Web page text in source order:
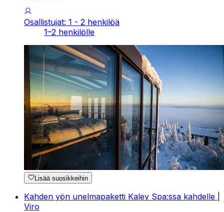
Osallistujat: 1 - 2 henkilöä
1–2 henkilölle
Lisää suosikkeihin
Kahden yön unelmapaketti Kalev Spa:ssa kahdelle |
Viro